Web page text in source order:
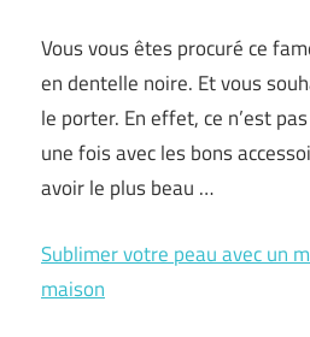
Vous vous êtes procuré ce
en dentelle noire. Et vous
le porter. En effet, ce n’est
une fois avec les bons
avoir le plus beau …
Sublimer votre peau avec un
maison